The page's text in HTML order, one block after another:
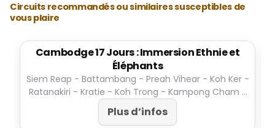
Circuits recommandés ou similaires susceptibles de
vous plaire
Cambodge 17 Jours : Immersion Ethnie et
Éléphants
Siem Reap - Battambang - Preah Vihear - Koh Ker -
Ratanakiri - Kratie - Koh Trong - Kampong Cham -
Phnom Penh
Plus d’infos